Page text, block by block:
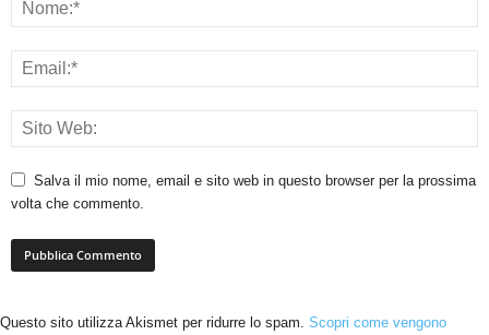
Salva il mio nome, email e sito web in questo browser per la prossima
volta che commento.
Questo sito utilizza Akismet per ridurre lo spam. Scopri come vengono